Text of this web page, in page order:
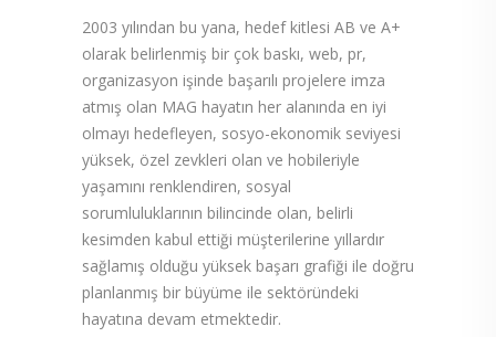
2003 yılından bu yana, hedef kitlesi AB ve A+
olarak belirlenmiş bir çok baskı, web, pr,
organizasyon işinde başarılı projelere imza
atmış olan MAG hayatın her alanında en iyi
olmayı hedefleyen, sosyo-ekonomik seviyesi
yüksek, özel zevkleri olan ve hobileriyle
yaşamını renklendiren, sosyal
sorumluluklarının bilincinde olan, belirli
kesimden kabul ettiği müşterilerine yıllardır
sağlamış olduğu yüksek başarı grafiği ile doğru
planlanmış bir büyüme ile sektöründeki
hayatına devam etmektedir.